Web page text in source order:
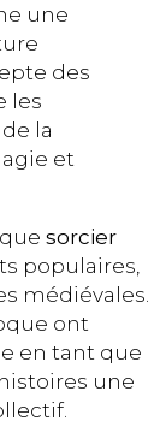
une
des
les
la
et
sorcier
populaires,
médiévales.
ont
en tant que
une